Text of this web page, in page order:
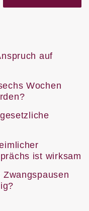
auf
Wochen
ist wirksam